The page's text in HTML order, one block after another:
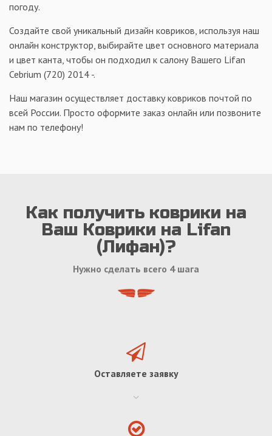
погоду.
Создайте свой уникальный дизайн ковриков, используя наш
онлайн конструктор, выбирайте цвет основного материала
и цвет канта, чтобы он подходил к салону Вашего Lifan
Cebrium (720) 2014 -.
Наш магазин осуществляет доставку ковриков почтой по
всей России. Просто оформите заказ онлайн или позвоните
нам по телефону!
Как получить коврики на
Ваш Коврики на Lifan
(Лифан)?
Нужно сделать всего 4 шага
Оставляете заявку